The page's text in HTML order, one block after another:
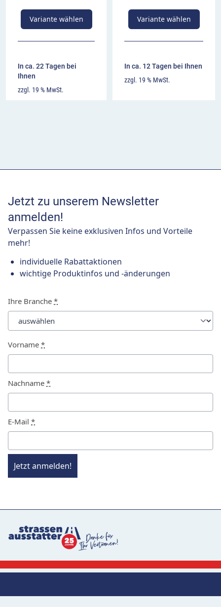
Variante wählen
In ca. 22 Tagen bei
Ihnen
zzgl. 19 % MwSt.
Variante wählen
In ca. 12 Tagen bei Ihnen
zzgl. 19 % MwSt.
Jetzt zu unserem Newsletter
anmelden!
Verpassen Sie keine exklusiven Infos und Vorteile
mehr!
individuelle Rabattaktionen
wichtige Produktinfos und -änderungen
Ihre Branche *
Vorname *
Nachname *
E-Mail *
Jetzt anmelden!